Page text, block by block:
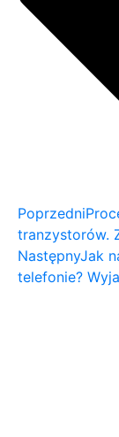
Poprzedni
tranzystorów.
NastępnyJak
telefonie?